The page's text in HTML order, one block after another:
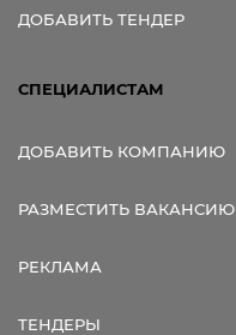
ДОБАВИТЬ ТЕНДЕР
СПЕЦИАЛИСТАМ
ДОБАВИТЬ КОМПАНИЮ
РАЗМЕСТИТЬ ВАКАНСИЮ
РЕКЛАМА
ТЕНДЕРЫ